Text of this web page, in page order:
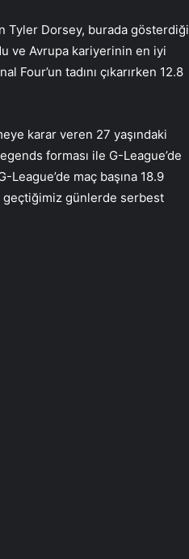
Tyler Dorsey, burada gösterdiği
ve Avrupa kariyerinin en iyi
Four’un tadını çıkarırken 12.8
karar veren 27 yaşındaki
forması ile G-League’de
maç başına 18.9
geçtiğimiz günlerde serbest